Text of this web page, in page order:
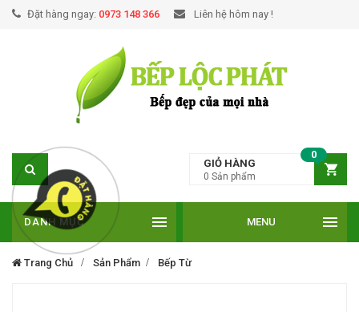
Đặt hàng ngay: 0973 148 366 Liên hệ hôm nay !
GIỎ HÀNG
0
0 Sản phẩm
DANH MỤC MENU
Trang Chủ Sản Phẩm Bếp Từ